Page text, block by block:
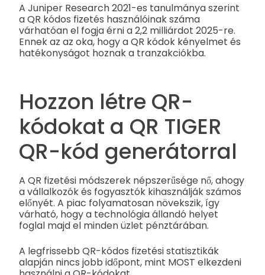
A Juniper Research 2021-es tanulmánya szerint
a QR kódos fizetés használóinak száma
várhatóan el fogja érni a 2,2 milliárdot 2025-re.
Ennek az az oka, hogy a QR kódok kényelmet és
hatékonyságot hoznak a tranzakciókba.
Hozzon létre QR-
kódokat a QR TIGER
QR-kód generátorral
A QR fizetési módszerek népszerűsége nő, ahogy
a vállalkozók és fogyasztók kihasználják számos
előnyét. A piac folyamatosan növekszik, így
várható, hogy a technológia állandó helyet
foglal majd el minden üzlet pénztárában.
A legfrissebb QR-kódos fizetési statisztikák
alapján nincs jobb időpont, mint MOST elkezdeni